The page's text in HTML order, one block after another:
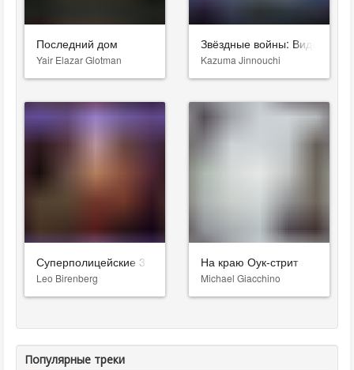
Последний дом
Yair Elazar Glotman
Звёздные войны: Видения.
Kazuma Jinnouchi
Суперполицейские 3
Leo Birenberg
На краю Оук-стрит
Michael Giacchino
Популярные треки